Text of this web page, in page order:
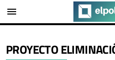
menu
PROYECTO